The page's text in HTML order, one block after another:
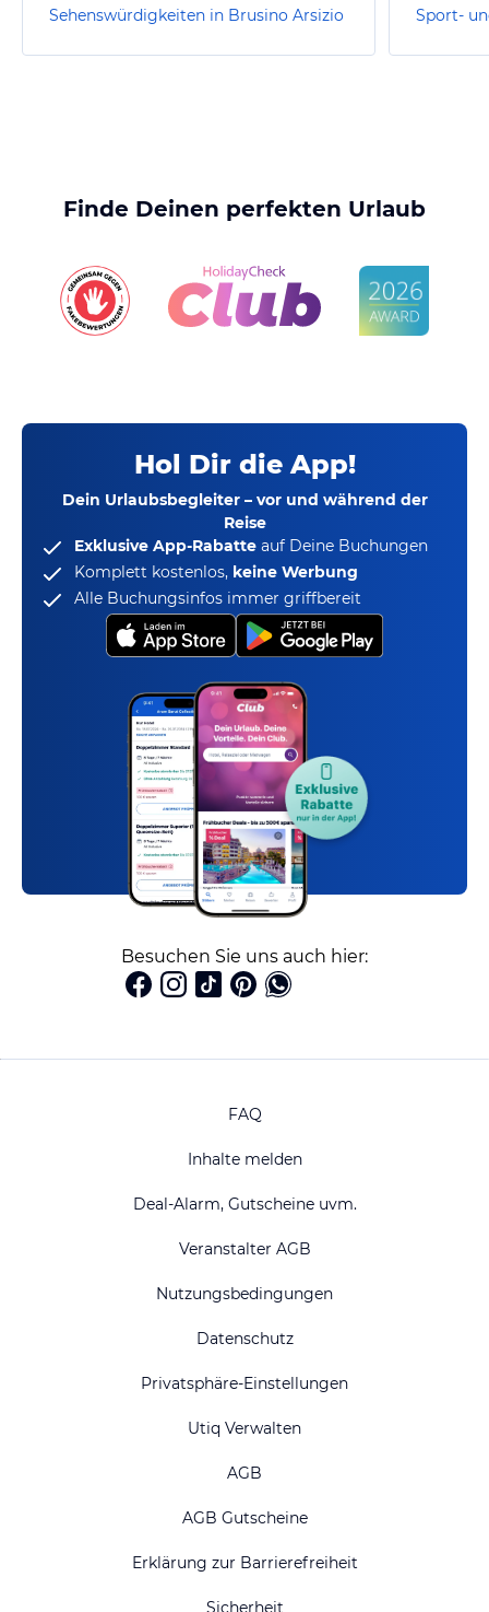
Sehenswürdigkeiten in Brusino Arsizio
Finde Deinen perfekten Urlaub
Hol Dir die App!
Dein Urlaubsbegleiter – vor und während der
Reise
Exklusive App-Rabatte auf Deine Buchungen
Komplett kostenlos, keine Werbung
Alle Buchungsinfos immer griffbereit
Besuchen Sie uns auch hier:
FAQ
Inhalte melden
Deal-Alarm, Gutscheine uvm.
Veranstalter AGB
Nutzungsbedingungen
Datenschutz
Privatsphäre-Einstellungen
Utiq Verwalten
AGB
AGB Gutscheine
Erklärung zur Barrierefreiheit
Sicherheit